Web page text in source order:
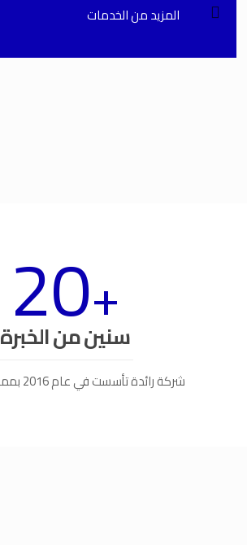
المزيد من الخدمات
+
20
سنين من الخبرة
شركة رائدة تأسست في عام 2016 بمملكة البحرين.